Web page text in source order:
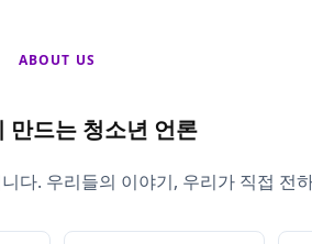
ABOUT US
만드는 청소년 언론
다. 우리들의 이야기, 우리가 직접 전